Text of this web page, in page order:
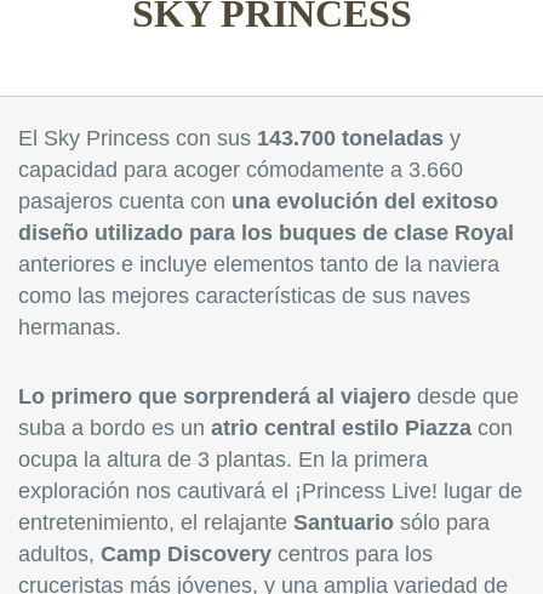
SKY PRINCESS
El Sky Princess con sus 143.700 toneladas y
capacidad para acoger cómodamente a 3.660
pasajeros cuenta con una evolución del exitoso
diseño utilizado para los buques de clase Royal
anteriores e incluye elementos tanto de la naviera
como las mejores características de sus naves
hermanas.
Lo primero que sorprenderá al viajero desde que
suba a bordo es un atrio central estilo Piazza con
ocupa la altura de 3 plantas. En la primera
exploración nos cautivará el ¡Princess Live! lugar de
entretenimiento, el relajante Santuario sólo para
adultos, Camp Discovery centros para los
cruceristas más jóvenes, y una amplia variedad de